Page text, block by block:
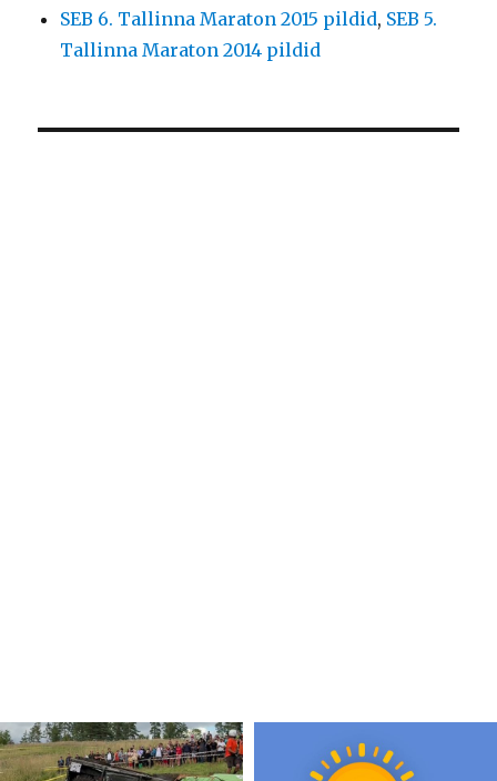
SEB 6. Tallinna Maraton 2015 pildid, SEB 5.
Tallinna Maraton 2014 pildid